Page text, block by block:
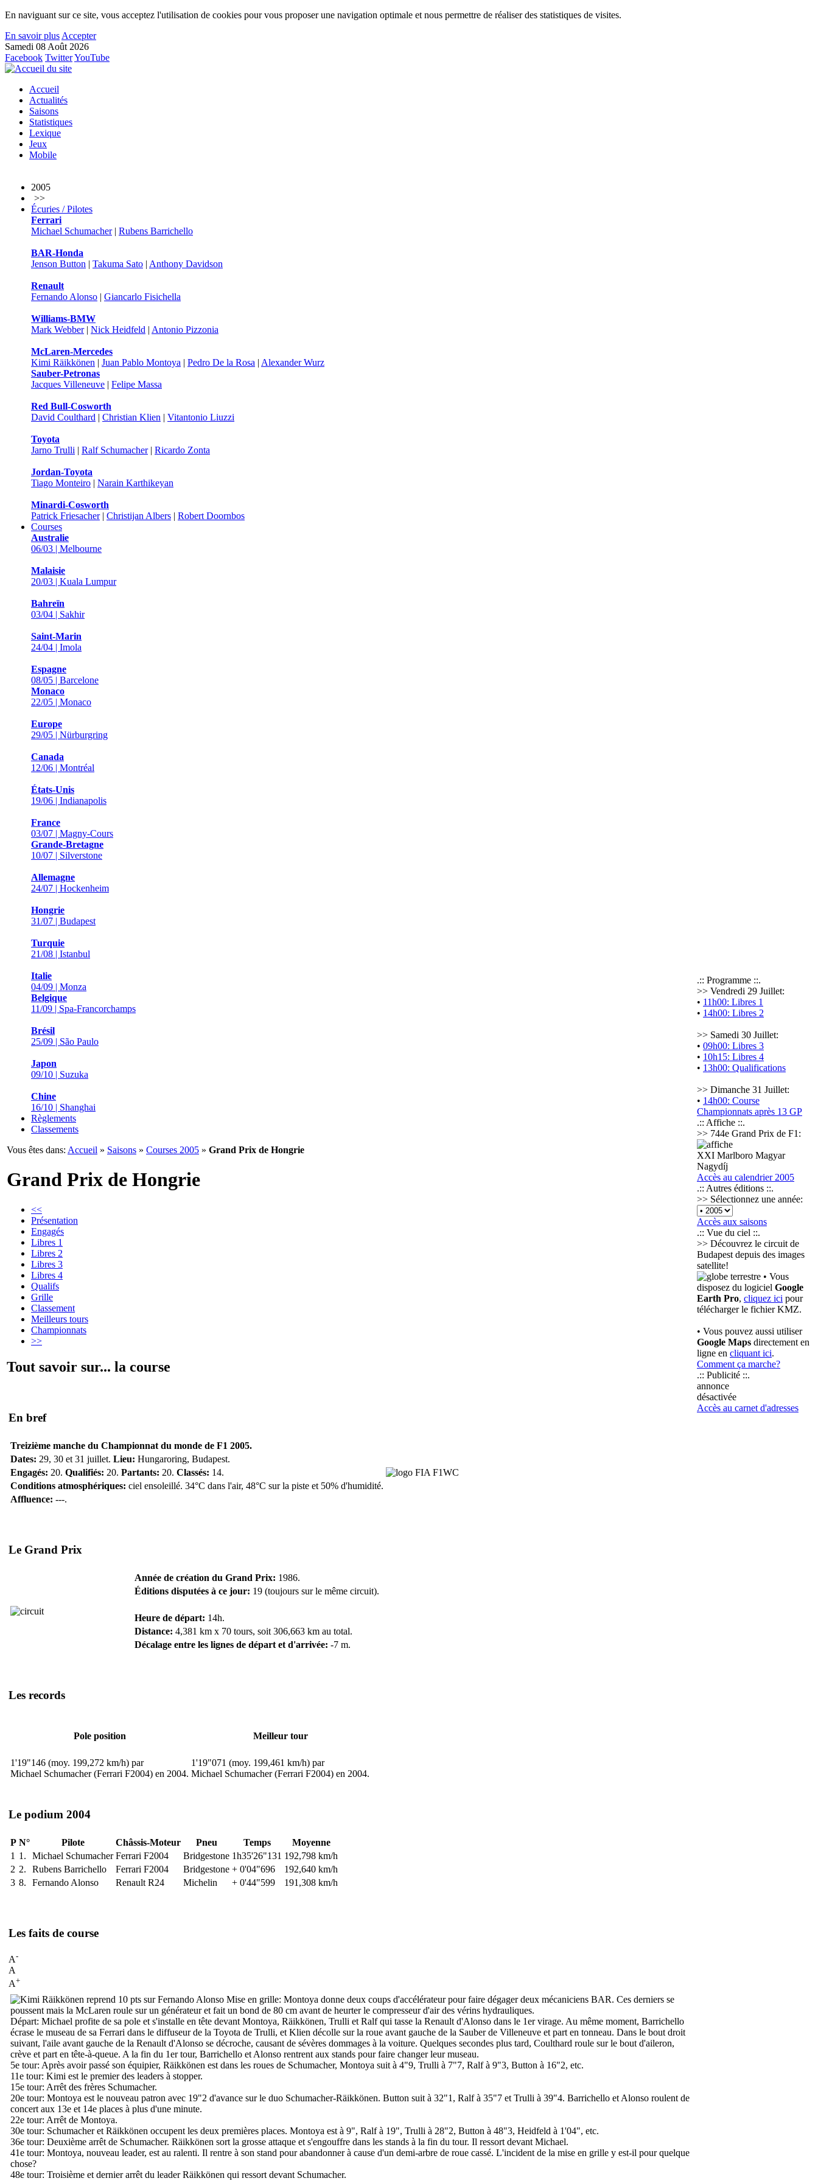
En naviguant sur ce site, vous acceptez l'utilisation de cookies pour vous proposer une navigation optimale et nous permettre de réaliser des statistiques de visites.
En savoir plus Accepter
Samedi 08 Août 2026
Facebook TwitterYouTube
Accueil
Actualités
Saisons
Statistiques
Lexique
Jeux
Mobile
2005
>>
Écuries / Pilotes
Ferrari
Michael Schumacher| Rubens Barrichello
BAR-Honda
Jenson Button | Takuma Sato | Anthony Davidson
Renault
Fernando Alonso | Giancarlo Fisichella
Williams-BMW
Mark Webber| Nick Heidfeld | Antonio Pizzonia
McLaren-Mercedes
Kimi Räikkönen | Juan Pablo Montoya | Pedro De la Rosa | Alexander Wurz
Sauber-Petronas
Jacques Villeneuve | Felipe Massa
Red Bull-Cosworth
David Coulthard | Christian Klien | Vitantonio Liuzzi
Toyota
Jarno Trulli | Ralf Schumacher| Ricardo Zonta
Jordan-Toyota
Tiago Monteiro | Narain Karthikeyan
Minardi-Cosworth
Patrick Friesacher| Christijan Albers | Robert Doornbos
Courses
Australie
06/03 | Melbourne
Malaisie
20/03 | Kuala Lumpur
Bahreïn
03/04 | Sakhir
Saint-Marin
24/04 | Imola
Espagne
08/05 | Barcelone
Monaco
22/05 | Monaco
Europe
29/05 | Nürburgring
Canada
12/06 | Montréal
États-Unis
19/06 | Indianapolis
France
03/07 | Magny-Cours
Grande-Bretagne
10/07 | Silverstone
Allemagne
24/07 | Hockenheim
Hongrie
31/07 | Budapest
Turquie
21/08 | Istanbul
Italie
04/09 | Monza
Belgique
11/09 | Spa-Francorchamps
Brésil
25/09 | São Paulo
Japon
09/10 | Suzuka
Chine
16/10 | Shanghai
Règlements
Classements
Vous êtes dans: Accueil » Saisons » Courses 2005 » Grand Prix de Hongrie
Grand Prix de Hongrie
<<
Présentation
Engagés
Libres 1
Libres 2
Libres 3
Libres 4
Qualifs
Grille
Classement
Meilleurs tours
Championnats
>>
Tout savoir sur... la course
En bref
Treizième manche du Championnat du monde de F1 2005.
Dates: 29, 30 et 31 juillet. Lieu: Hungaroring, Budapest.
Engagés: 20. Qualifiés: 20. Partants: 20. Classés: 14.
Conditions atmosphériques: ciel ensoleillé. 34°C dans l'air, 48°C sur la piste et 50% d'humidité.
Affluence: ---.
Le Grand Prix
Année de création du Grand Prix: 1986.
Éditions disputées à ce jour: 19 (toujours sur le même circuit).
Heure de départ: 14h.
Distance: 4,381 km x 70 tours, soit 306,663 km au total.
Décalage entre les lignes de départ et d'arrivée: -7 m.
Les records
Pole position Meilleur tour
1'19"146 (moy. 199,272 km/h) par
Michael Schumacher (Ferrari F2004) en 2004.
1'19"071 (moy. 199,461 km/h) par
Michael Schumacher (Ferrari F2004) en 2004.
Le podium 2004
P N° Pilote Châssis-Moteur Pneu Temps
Moyenne
1 1. Michael Schumacher Ferrari F2004 Bridgestone 1h35'26"131 192,798 km/h
2 2. Rubens Barrichello Ferrari F2004 Bridgestone + 0'04"696
192,640 km/h
3 8. Fernando Alonso Renault R24 Michelin + 0'44"599 191,308 km/h
Les faits de course
A-
A
A+
Mise en grille: Montoya donne deux coups d'accélérateur pour faire dégager deux mécaniciens BAR. Ces derniers se
poussent mais la McLaren roule sur un générateur et fait un bond de 80 cm avant de heurter le compresseur d'air des vérins hydrauliques.
Départ: Michael profite de sa pole et s'installe en tête devant Montoya, Räikkönen, Trulli et Ralf qui tasse la Renault d'Alonso dans le 1er virage. Au même moment, Barrichello
écrase le museau de sa Ferrari dans le diffuseur de la Toyota de Trulli, et Klien décolle sur la roue avant gauche de la Sauber de Villeneuve et part en tonneau. Dans le bout droit
suivant, l'aile avant gauche de la Renault d'Alonso se décroche, causant de sévères dommages à la voiture. Quelques secondes plus tard, Coulthard roule sur le bout d'aileron,
crève et part en tête-à-queue. A la fin du 1er tour, Barrichello et Alonso rentrent aux stands pour faire changer leur museau.
5e tour: Après avoir passé son équipier, Räikkönen est dans les roues de Schumacher, Montoya suit à 4"9, Trulli à 7"7, Ralf à 9"3, Button à 16"2, etc.
11e tour: Kimi est le premier des leaders à stopper.
15e tour: Arrêt des frères Schumacher.
20e tour: Montoya est le nouveau patron avec 19"2 d'avance sur le duo Schumacher-Räikkönen. Button suit à 32"1, Ralf à 35"7 et Trulli à 39"4. Barrichello et Alonso roulent de
concert aux 13e et 14e places à plus d'une minute.
22e tour: Arrêt de Montoya.
30e tour: Schumacher et Räikkönen occupent les deux premières places. Montoya est à 9", Ralf à 19", Trulli à 28"2, Button à 48"3, Heidfeld à 1'04", etc.
36e tour: Deuxième arrêt de Schumacher. Räikkönen sort la grosse attaque et s'engouffre dans les stands à la fin du tour. Il ressort devant Michael.
41e tour: Montoya, nouveau leader, est au ralenti. Il rentre à son stand pour abandonner à cause d'un demi-arbre de roue cassé. L'incident de la mise en grille y est-il pour quelque
chose?
48e tour: Troisième et dernier arrêt du leader Räikkönen qui ressort devant Schumacher.
.:: Programme ::.
>> Vendredi 29 Juillet:
• 11h00: Libres 1
• 14h00: Libres 2
>> Samedi 30 Juillet:
• 09h00: Libres 3
• 10h15: Libres 4
• 13h00: Qualifications
>> Dimanche 31 Juillet:
• 14h00: Course
Championnats après 13 GP
.:: Affiche ::.
>> 744e Grand Prix de F1:
XXI Marlboro Magyar
Nagydíj
Accès au calendrier 2005
.:: Autres éditions ::.
>> Sélectionnez une année:
Accès aux saisons
.:: Vue du ciel ::.
>> Découvrez le circuit de
Budapest depuis des images
satellite!
• Vous
disposez du logiciel Google
Earth Pro, cliquez ici pour
télécharger le fichier KMZ.
• Vous pouvez aussi utiliser
Google Maps directement en
ligne en cliquant ici.
Comment ça marche?
.:: Publicité ::.
annonce
désactivée
Accès au carnet d'adresses